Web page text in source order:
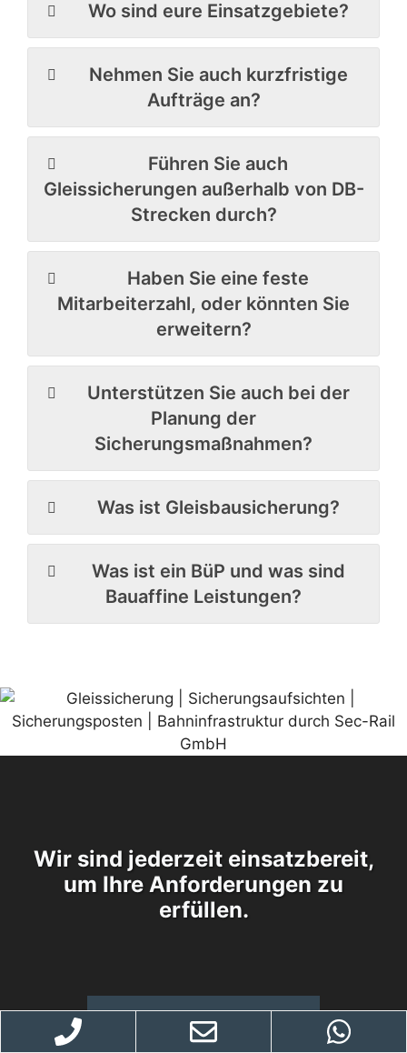
Wo sind eure Einsatzgebiete?
Nehmen Sie auch kurzfristige
Aufträge an?
Führen Sie auch
Gleissicherungen außerhalb von DB-
Strecken durch?
Haben Sie eine feste
Mitarbeiterzahl, oder könnten Sie
erweitern?
Unterstützen Sie auch bei der
Planung der
Sicherungsmaßnahmen?
Was ist Gleisbausicherung?
Was ist ein BüP und was sind
Bauaffine Leistungen?
Wir sind jederzeit einsatzbereit,
um Ihre Anforderungen zu
erfüllen.
02327/2992922